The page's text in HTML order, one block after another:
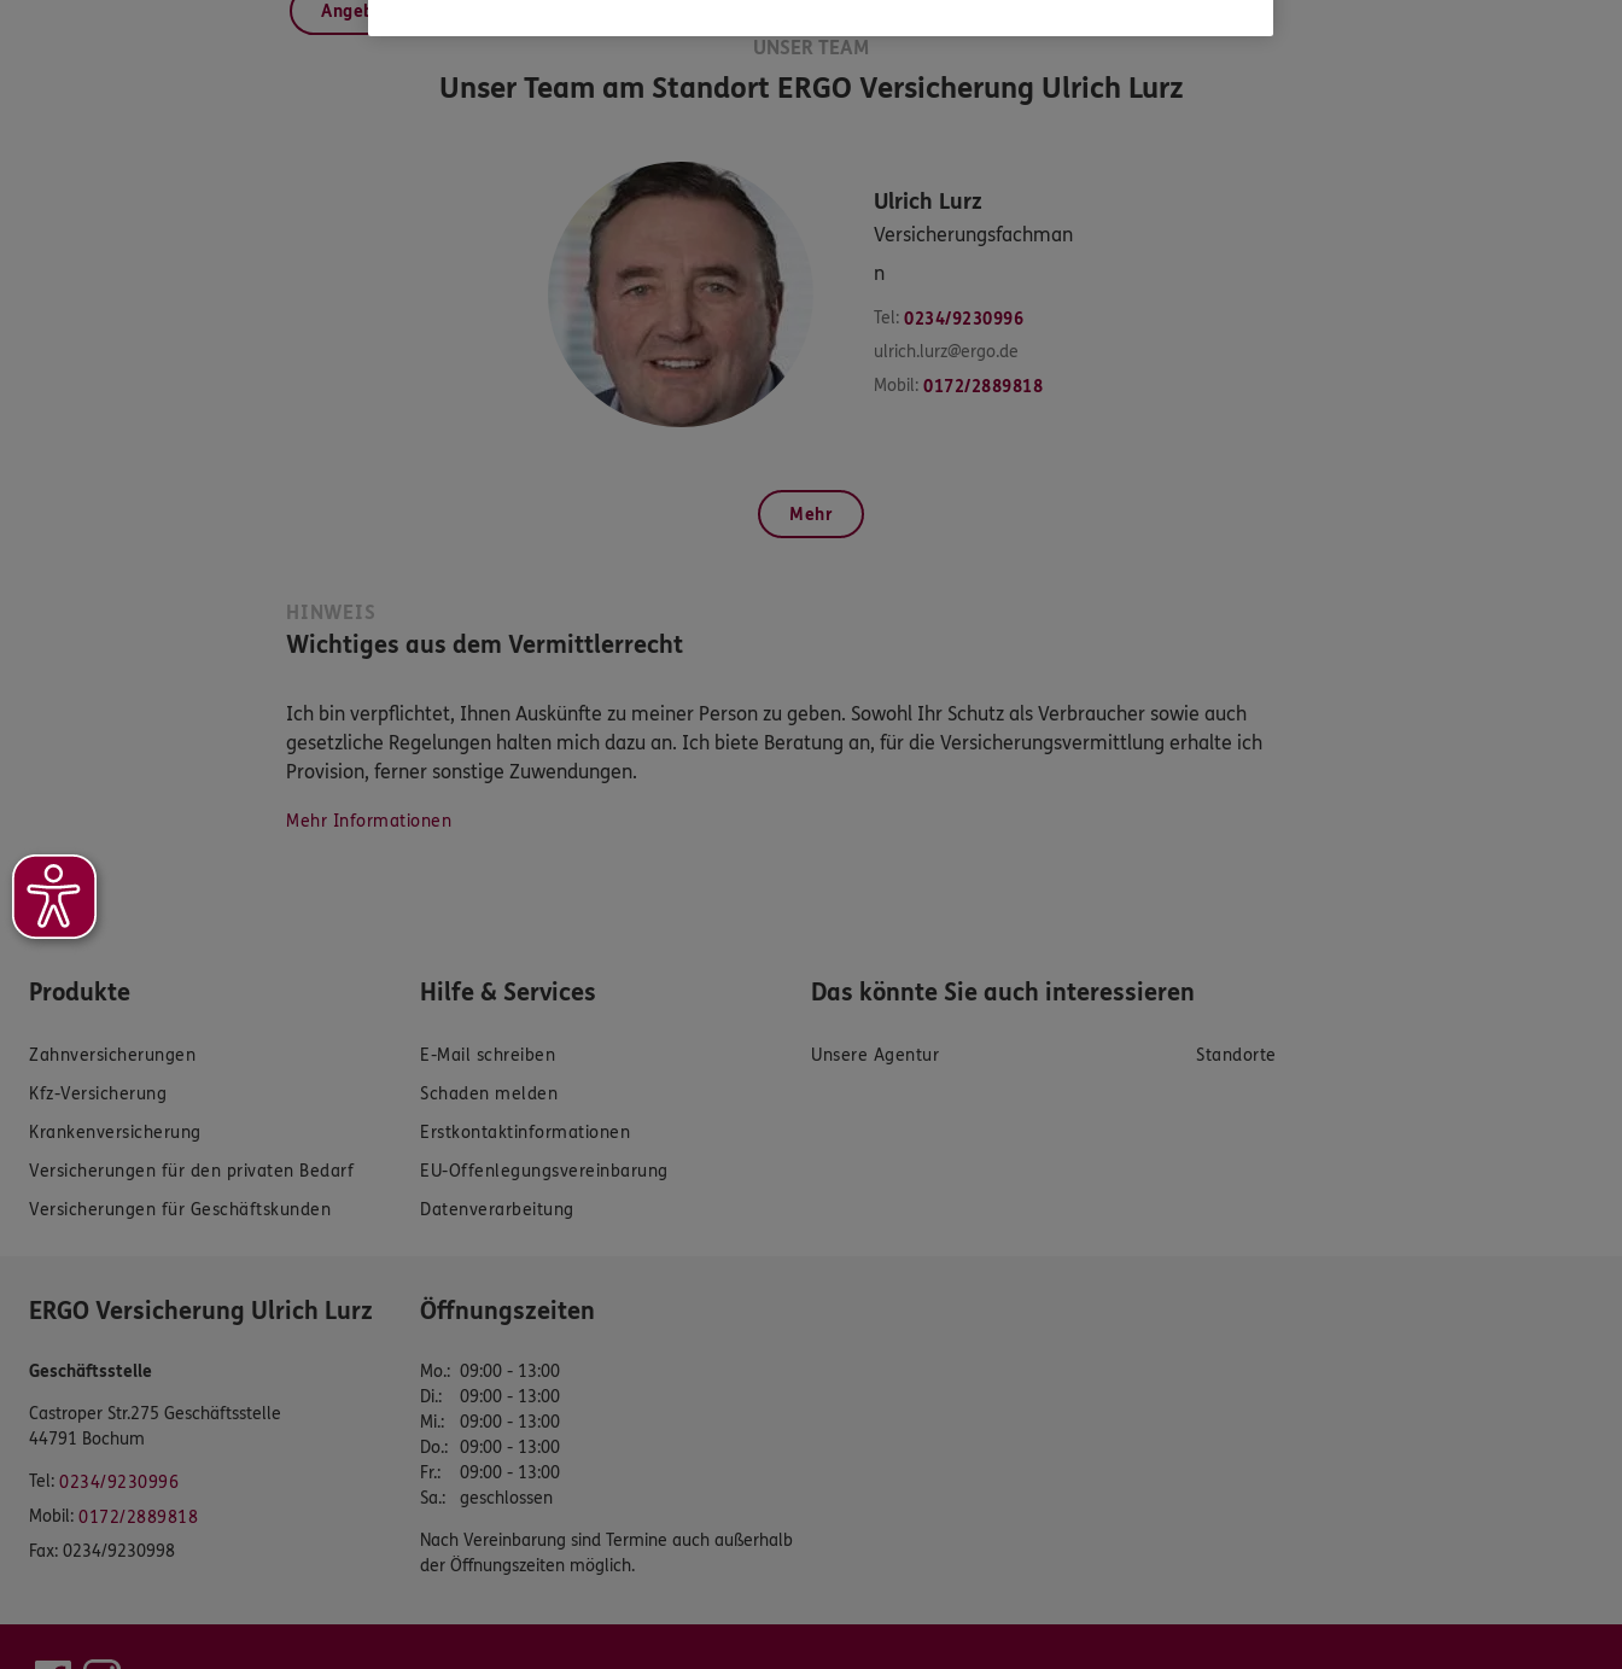
Angebot anfordern
UNSER TEAM
Unser Team am Standort ERGO Versicherung Ulrich Lurz
Ulrich Lurz
Versicherungsfachman
n
Tel: 0234/9230996
ulrich.lurz@ergo.de
Mobil: 0172/2889818
Mehr
HINWEIS
Wichtiges aus dem Vermittlerrecht
Ich bin verpflichtet, Ihnen Auskünfte zu meiner Person zu geben. Sowohl Ihr Schutz als Verbraucher sowie auch
gesetzliche Regelungen halten mich dazu an. Ich biete Beratung an, für die Versicherungsvermittlung erhalte ich
Provision, ferner sonstige Zuwendungen.
Mehr Informationen
Produkte
Zahnversicherungen
Kfz-Versicherung
Krankenversicherung
Versicherungen für den privaten Bedarf
Versicherungen für Geschäftskunden
Hilfe & Services
E-Mail schreiben
Schaden melden
Erstkontaktinformationen
EU-Offenlegungsvereinbarung
Datenverarbeitung
Das könnte Sie auch interessieren
Unsere Agentur Standorte
ERGO Versicherung Ulrich Lurz
Geschäftsstelle
Castroper Str.275 Geschäftsstelle
44791 Bochum
Tel: 0234/9230996
Mobil: 0172/2889818
Fax: 0234/9230998
Öffnungszeiten
Mo.: 09:00 - 13:00
Di.:
09:00 - 13:00
Mi.:
09:00 - 13:00
Do.: 09:00 - 13:00
Fr.:
09:00 - 13:00
Sa.: geschlossen
Nach Vereinbarung sind Termine auch außerhalb
der Öffnungszeiten möglich.